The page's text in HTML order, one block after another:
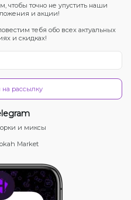
чтобы точно не упустить наши
и акции!
тебя обо всех актуальных
и скидках!
на рассылку
и миксы
Market